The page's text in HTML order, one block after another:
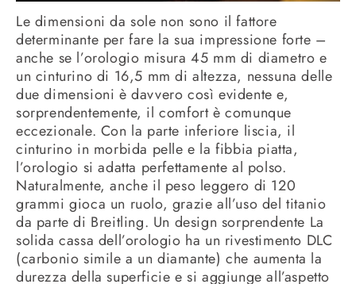
Le dimensioni da sole non sono il fattore
determinante per fare la sua impressione forte –
anche se l’orologio misura 45 mm di diametro e
un cinturino di 16,5 mm di altezza, nessuna delle
due dimensioni è davvero così evidente e,
sorprendentemente, il comfort è comunque
eccezionale. Con la parte inferiore liscia, il
cinturino in morbida pelle e la fibbia piatta,
l’orologio si adatta perfettamente al polso.
Naturalmente, anche il peso leggero di 120
grammi gioca un ruolo, grazie all’uso del titanio
da parte di Breitling. Un design sorprendente La
solida cassa dell’orologio ha un rivestimento DLC
(carbonio simile a un diamante) che aumenta la
durezza della superficie e si aggiunge all’aspetto